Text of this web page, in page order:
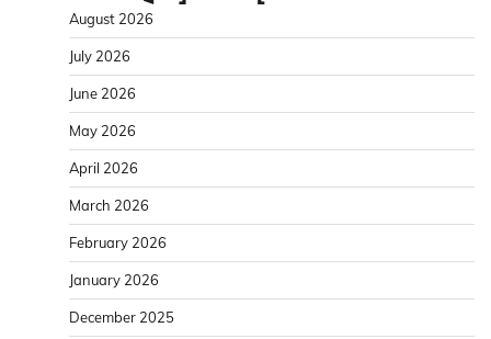
August 2026
July 2026
June 2026
May 2026
April 2026
March 2026
February 2026
January 2026
December 2025